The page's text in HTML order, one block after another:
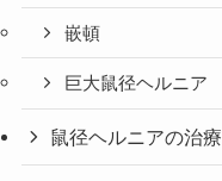
嵌頓
巨大鼠径ヘルニア
鼠径ヘルニアの治療